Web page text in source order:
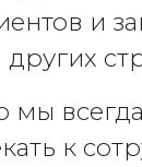
и
мы
к